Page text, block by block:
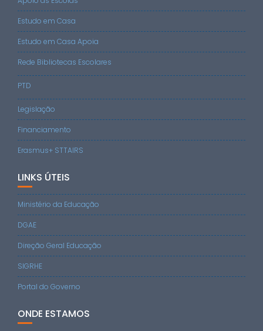
Estudo em Casa
Estudo em Casa Apoia
Rede Bibliotecas Escolares
PTD
Legislação
Financiamento
Erasmus+ STTAIRS
LINKS ÚTEIS
Ministério da Educação
DGAE
Direção Geral Educação
SIGRHE
Portal do Governo
ONDE ESTAMOS